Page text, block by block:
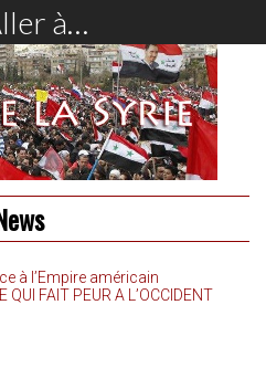
à…
à l’Empire américain
QUI FAIT PEUR A L’OCCIDENT